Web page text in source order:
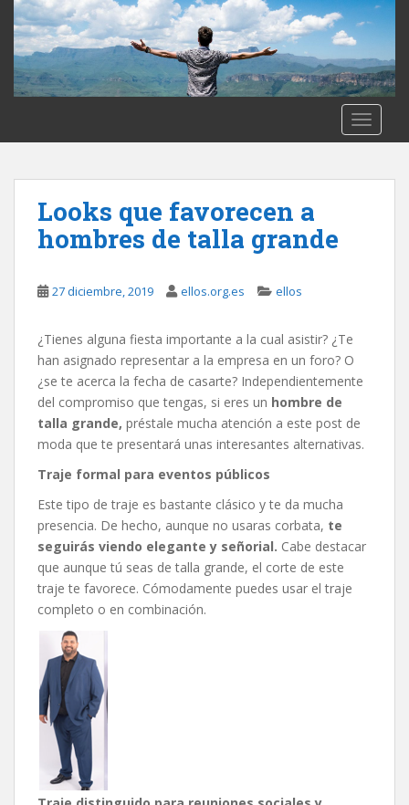
Looks que favorecen a
hombres de talla grande
27 diciembre, 2019 ellos.org.es ellos
¿Tienes alguna fiesta importante a la cual asistir? ¿Te
han asignado representar a la empresa en un foro? O
¿se te acerca la fecha de casarte? Independientemente
del compromiso que tengas, si eres un hombre de
talla grande, préstale mucha atención a este post de
moda que te presentará unas interesantes alternativas.
Traje formal para eventos públicos
Este tipo de traje es bastante clásico y te da mucha
presencia. De hecho, aunque no usaras corbata, te
seguirás viendo elegante y señorial. Cabe destacar
que aunque tú seas de talla grande, el corte de este
traje te favorece. Cómodamente puedes usar el traje
completo o en combinación.